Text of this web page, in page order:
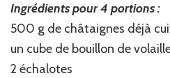
Ingrédients pour 4 portions :
500 g de châtaignes déjà
un cube de bouillon de
2 échalotes